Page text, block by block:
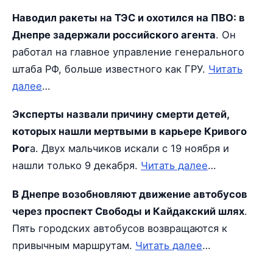
Наводил ракеты на ТЭС и охотился на ПВО: в
Днепре задержали российского агента. Он
работал на главное управление генерального
штаба РФ, больше известного как ГРУ. Читать
далее…
Эксперты назвали причину смерти детей,
которых нашли мертвыми в карьере Кривого
Рога. Двух мальчиков искали с 19 ноября и
нашли только 9 декабря. Читать далее…
В Днепре возобновляют движение автобусов
через проспект Свободы и Кайдакский шлях.
Пять городских автобусов возвращаются к
привычным маршрутам. Читать далее…